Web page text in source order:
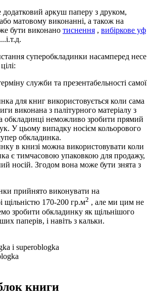
аркуш паперу з друком,
матовому виконанні, а також на
бути виконано тиснення , вибіркове уф
суперобкладинки насамперед несе
служби та презентабельності самої
для книг використовується коли сама
виконана з палітурного матеріалу з
обкладинці неможливо зробити прямий
У цьому випадку носієм кольорового
обкладинка.
в книзі можна використовувати коли
є тимчасовою упаковкою для продажу,
носій. Згодом вона може бути знята з
прийнято виконувати на
щільністю 170-200 гр.м2 , але ми цим не
зробити обкладинку як щільнішого
паперів, і навіть з кальки.
книги